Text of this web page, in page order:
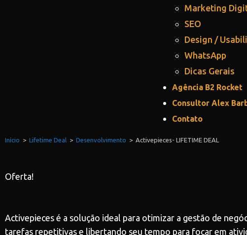
Marketing
SEO
Design /
WhatsApp
Dicas Gerais
Agência B2 Rocket
Consultor Alex
Contato
Início > Lifetime Deal > Desenvolvimento > Activepieces- LIFETIME DEAL
Oferta!
Activepieces é a solução ideal para otimizar a gestão de
tarefas repetitivas e libertando seu tempo para focar em